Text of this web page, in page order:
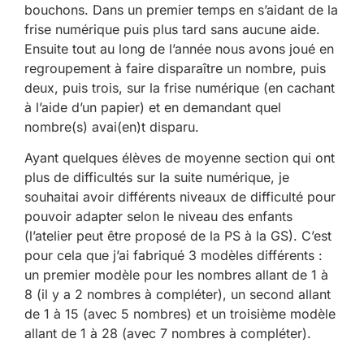
bouchons. Dans un premier temps en s’aidant de la
frise numérique puis plus tard sans aucune aide.
Ensuite tout au long de l’année nous avons joué en
regroupement à faire disparaître un nombre, puis
deux, puis trois, sur la frise numérique (en cachant
à l’aide d’un papier) et en demandant quel
nombre(s) avai(en)t disparu.
Ayant quelques élèves de moyenne section qui ont
plus de difficultés sur la suite numérique, je
souhaitai avoir différents niveaux de difficulté pour
pouvoir adapter selon le niveau des enfants
(l’atelier peut être proposé de la PS à la GS). C’est
pour cela que j’ai fabriqué 3 modèles différents :
un premier modèle pour les nombres allant de 1 à
8 (il y a 2 nombres à compléter), un second allant
de 1 à 15 (avec 5 nombres) et un troisième modèle
allant de 1 à 28 (avec 7 nombres à compléter).